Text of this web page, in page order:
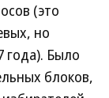
(это
но
года). Было
блоков,